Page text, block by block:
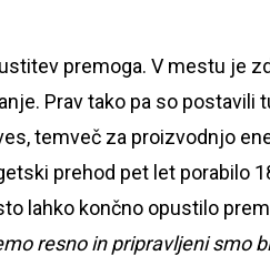
premoga. V mestu je
Prav tako pa so postavili
temveč za proizvodnjo
prehod pet let porabilo
lahko končno opustilo
resno in pripravljeni smo